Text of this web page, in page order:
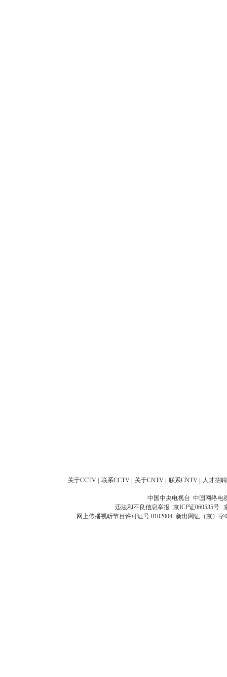
关于CCTV 联系CCTV 关于CNTV 联系CNTV 人才招聘
中国中央电视台 中国网络电
违法和不良信息举报 京ICP证060535号
网上传播视听节目许可证号 0102004 新出网证（京）